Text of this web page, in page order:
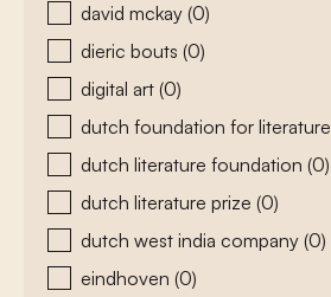
david mckay (0)
dieric bouts (0)
digital art (0)
dutch foundation for literature
dutch literature foundation (0)
dutch literature prize (0)
dutch west india company (0)
eindhoven (0)